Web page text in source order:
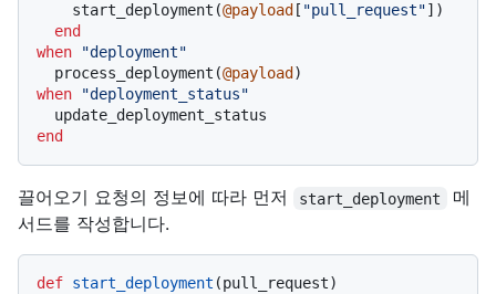
    start_deployment(
@payload [ "pull_request"])
end
when
"deployment"
  process_deployment(
@payload
when
"deployment_status"
end
끌어오기 요청의 정보에 따라 먼저 start_deployment
메
서드를 작성합니다.
def start_deployment (pull_request)